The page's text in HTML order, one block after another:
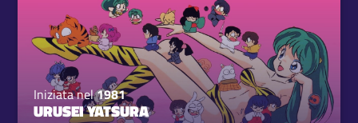
Iniziata nel1981
URUSEI YATSURA